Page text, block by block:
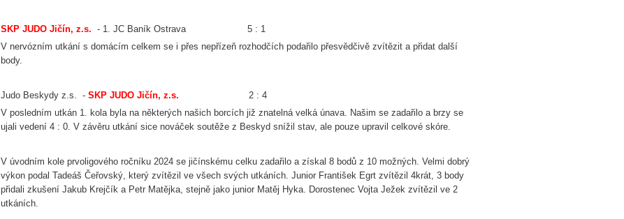
SKP JUDO Jičín, z.s. - 1. JC Baník Ostrava 5 : 1
V nervózním utkání s domácím celkem se i přes nepřízeň rozhodčích podařilo přesvědčivě zvítězit a přidat další
body.
Judo Beskydy z.s. - SKP JUDO Jičín, z.s. 2 : 4
V posledním utkán 1. kola byla na některých našich borcích již znatelná velká únava. Našim se zadařilo a brzy se
ujali vedení 4 : 0. V závěru utkání sice nováček soutěže z Beskyd snížil stav, ale pouze upravil celkové skóre.
V úvodním kole prvoligového ročníku 2024 se jičínskému celku zadařilo a získal 8 bodů z 10 možných. Velmi dobrý
výkon podal Tadeáš Čeřovský, který zvítězil ve všech svých utkáních. Junior František Egrt zvítězil 4krát, 3 body
přidali zkušení Jakub Krejčík a Petr Matějka, stejně jako junior Matěj Hyka. Dorostenec Vojta Ježek zvítězil ve 2
utkáních.